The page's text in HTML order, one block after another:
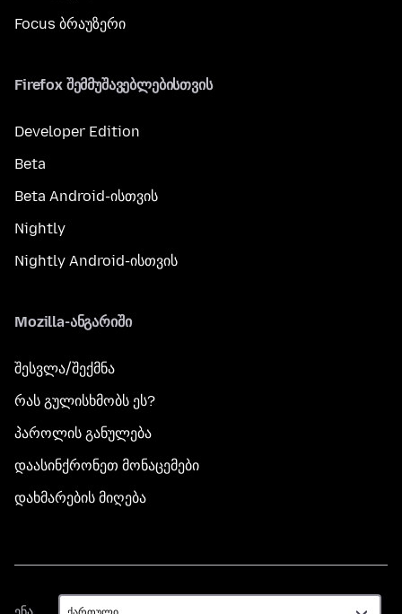
Focus ბრაუზერი
Firefox შემმუშავებლებისთვის
Developer Edition
Beta
Beta Android-ისთვის
Nightly
Nightly Android-ისთვის
Mozilla-ანგარიში
შესვლა/შექმნა
რას გულისხმობს ეს?
პაროლის განულება
დაასინქრონეთ მონაცემები
დახმარების მიღება
ენა